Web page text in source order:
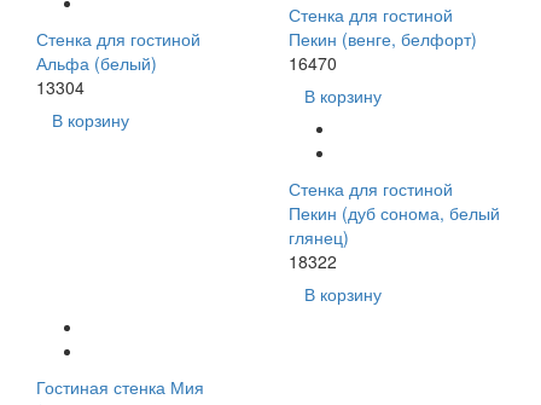
Стенка для гостиной
Альфа (белый)
13304
В корзину
Стенка для гостиной
Пекин (венге, белфорт)
16470
В корзину
Стенка для гостиной
Пекин (дуб сонома, белый
глянец)
18322
В корзину
Гостиная стенка Мия